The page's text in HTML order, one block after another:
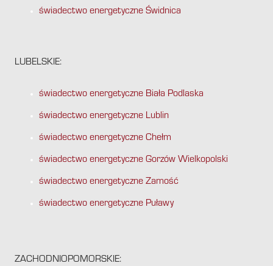
świadectwo energetyczne Świdnica
LUBELSKIE:
świadectwo energetyczne Biała Podlaska
świadectwo energetyczne Lublin
świadectwo energetyczne Chełm
świadectwo energetyczne Gorzów Wielkopolski
świadectwo energetyczne Zamość
świadectwo energetyczne Puławy
ZACHODNIOPOMORSKIE: